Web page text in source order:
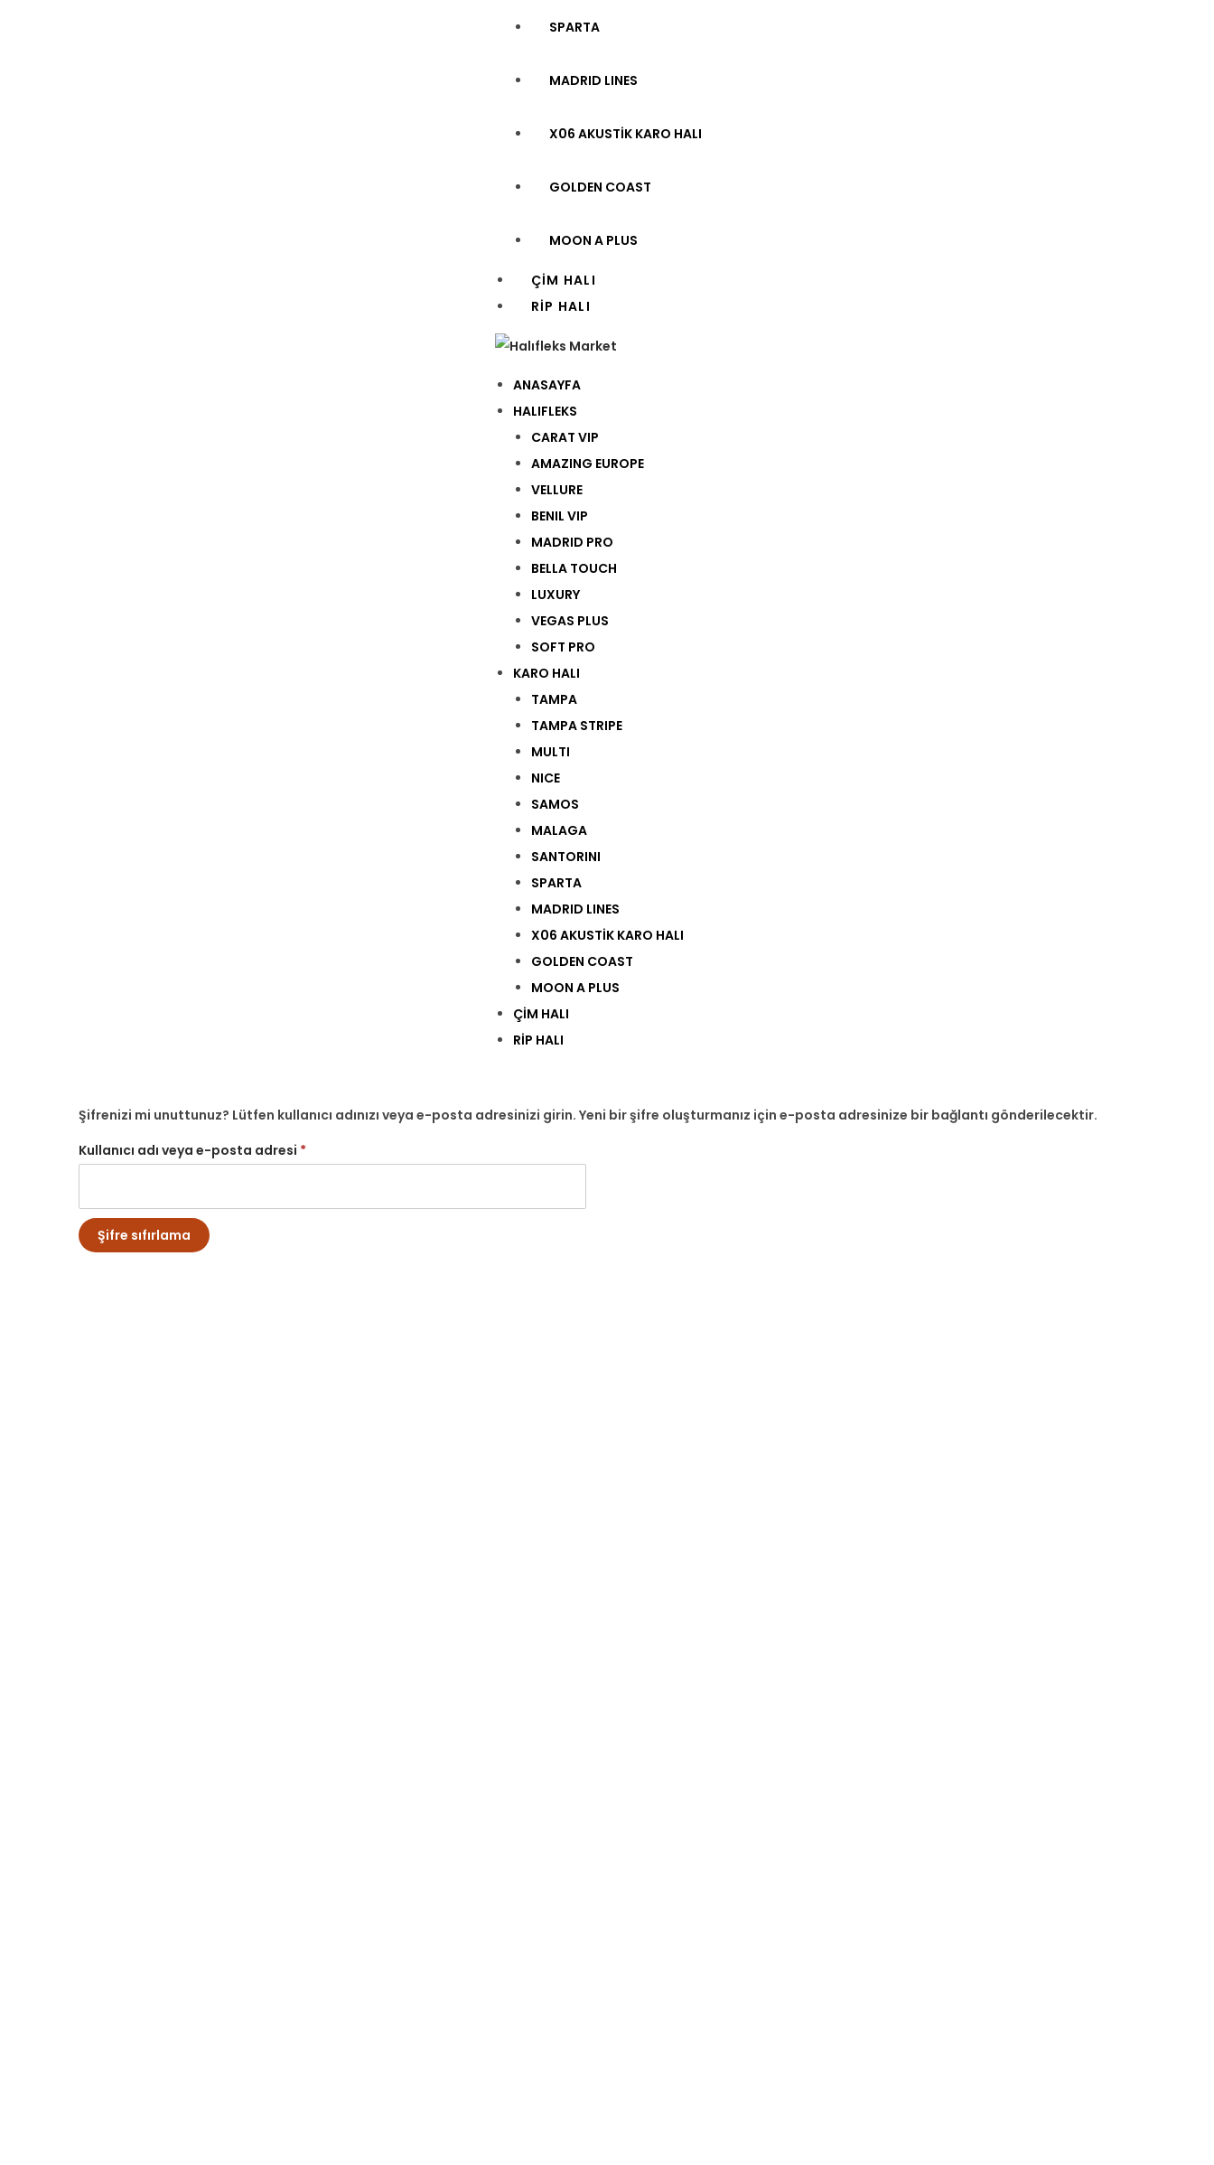
SPARTA
MADRID LINES
X06 AKUSTİK KARO HALI
GOLDEN COAST
MOON A PLUS
ÇİM HALI
RİP HALI
ANASAYFA
HALIFLEKS
CARAT VIP
AMAZING EUROPE
VELLURE
BENIL VIP
MADRID PRO
BELLA TOUCH
LUXURY
VEGAS PLUS
SOFT PRO
KARO HALI
TAMPA
TAMPA STRIPE
MULTI
NICE
SAMOS
MALAGA
SANTORINI
SPARTA
MADRID LINES
X06 AKUSTİK KARO HALI
GOLDEN COAST
MOON A PLUS
ÇİM HALI
RİP HALI
Şifrenizi mi unuttunuz? Lütfen kullanıcı adınızı veya e-posta adresinizi girin. Yeni bir şifre oluşturmanız için e-posta adresinize bir bağlantı gönderilecektir.
Kullanıcı adı veya e-posta adresi *
Şifre sıfırlama